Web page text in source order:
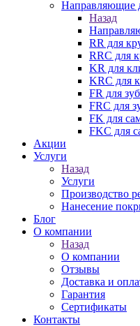
Направляющие
Назад
RR для
RRC для
KR для
KRC для
FR для
FRC для
FK для
FKC для
Акции
Услуги
Назад
Услуги
Производство
Нанесение
Блог
О компании
Назад
О компании
Отзывы
Доставка и
Гарантия
Сертификаты
Контакты